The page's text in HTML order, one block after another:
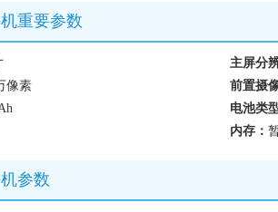
重要参数
主屏分
像素
前置摄
电池类
内存：
参数